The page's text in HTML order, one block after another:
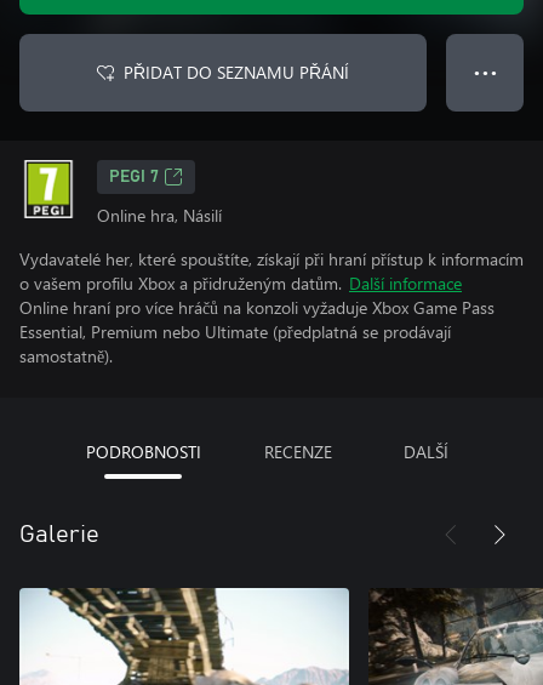
PŘIDAT DO SEZNAMU PŘÁNÍ ● ● ●
PEGI 7
Online hra, Násilí
Vydavatelé her, které spouštíte, získají při hraní přístup k informacím
o vašem profilu Xbox a přidruženým datům. Další informace
Online hraní pro více hráčů na konzoli vyžaduje Xbox Game Pass
Essential, Premium nebo Ultimate (předplatná se prodávají
samostatně).
PODROBNOSTI RECENZE DALŠÍ
Galerie